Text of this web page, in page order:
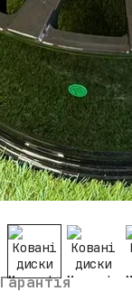
Гарантія